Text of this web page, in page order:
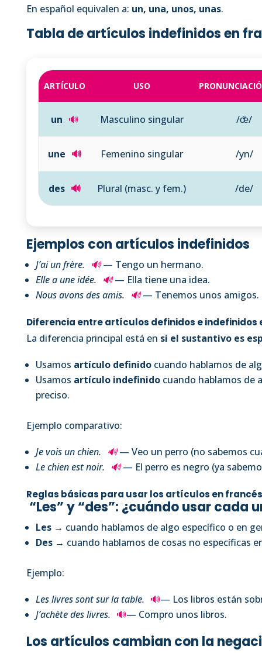
En español equivalen a: un, una, unos, unas.
Tabla de artículos indefinidos en
ARTÍCULO USO
un 🔊 Masculino singular /œ̃/
une 🔊 Femenino singular /yn/
des 🔊 Plural (masc. y fem.) /de/
Ejemplos con artículos indefinidos
J’ai un frère. 🔊— Tengo un hermano.
Elle a une idée. 🔊— Ella tiene una idea.
Nous avons des amis. 🔊— Tenemos unos amigos.
Diferencia entre artículos definidos e indefinidos
La diferencia principal está en si el sustantivo es
Usamos artículo definidocuando hablamos de
Usamos artículo indefinidocuando hablamos de
preciso.
Ejemplo comparativo:
Je vois un chien. 🔊— Veo un perro (no sabemos
Le chien est noir. 🔊— El perro es negro (ya
Reglas básicas para usar los artículos en francés
“Les” y “des”: ¿cuándo usar cada
Les→ cuando hablamos de algo específico o en
Des→ cuando hablamos de cosas no específicas
Ejemplo:
Les livres sont sur la table. 🔊— Los libros están
J’achète des livres. 🔊— Compro unos libros.
Los artículos cambian con la